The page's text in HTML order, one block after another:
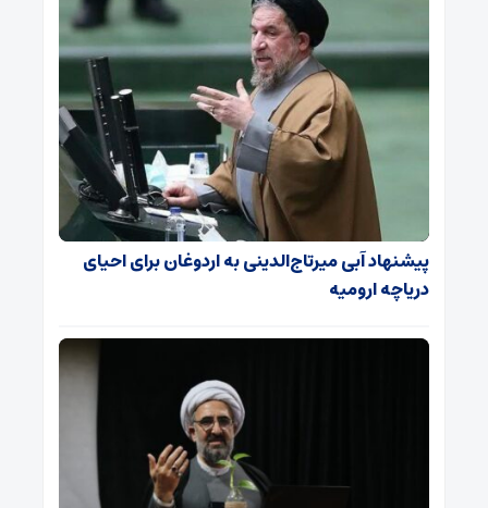
پیشنهاد آبی میرتاج‌الدینی‌ به اردوغان برای احیای
دریاچه ارومیه